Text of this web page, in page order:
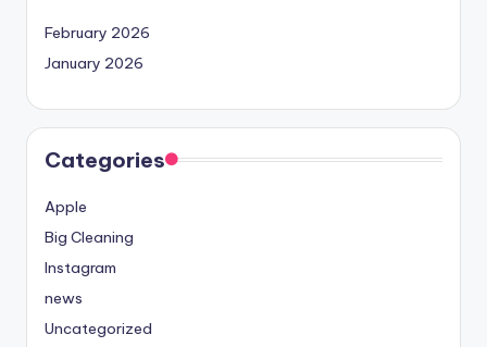
February 2026
January 2026
Categories
Apple
Big Cleaning
Instagram
news
Uncategorized